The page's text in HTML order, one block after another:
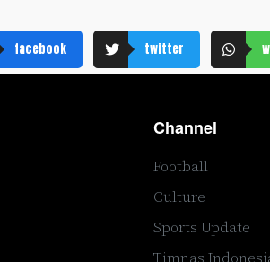
facebook twitter
Channel
Football
Culture
Sports Update
Timnas